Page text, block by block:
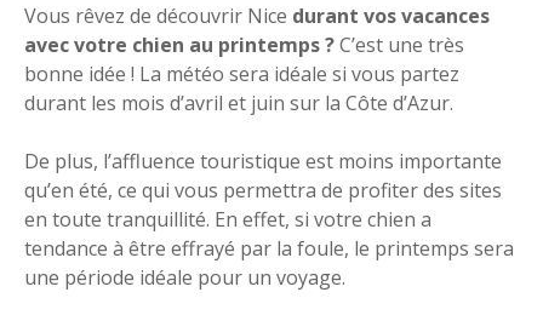
Vous rêvez de découvrir Nice durant vos vacances
avec votre chien au printemps ?C’est une très
bonne idée ! La météo sera idéale si vous partez
durant les mois d’avril et juin sur la Côte d’Azur.
De plus, l’affluence touristique est moins importante
qu’en été, ce qui vous permettra de profiter des sites
en toute tranquillité. En effet, si votre chien a
tendance à être effrayé par la foule, le printemps sera
une période idéale pour un voyage.